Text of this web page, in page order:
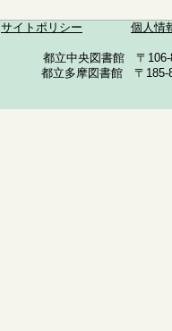
サイトポリシー 個人情
都立中央図書館 〒
都立多摩図書館 〒185-